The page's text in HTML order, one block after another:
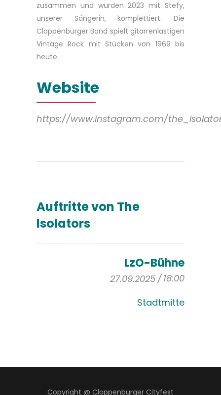
zusammen und wurden 2023 mit Stefy,
unserer Sängerin, komplettiert. Die
Cloppenburger Band spielt gitarrenlastigen
Vintage Rock mit Stücken von 1969 bis
heute.
Website
https://www.instagram.com/
Auftritte von The
Isolators
LzO-Bühne
27.09.2025
18:00
Stadtmitte
Copyright @ Cloppenburger Cityfest